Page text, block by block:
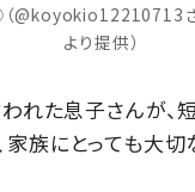
@koyokio12210713
より提供）
れた息子さんが、
家族にとっても大